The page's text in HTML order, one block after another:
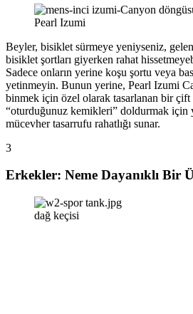
Pearl Izumi
Beyler, bisiklet sürmeye yeniyseniz,
bisiklet şortları giyerken rahat
Sadece onların yerine koşu şortu veya
yetinmeyin. Bunun yerine, Pearl Izumi
binmek için özel olarak tasarlanan bir çift
“oturduğunuz kemikleri” doldurmak için
mücevher tasarrufu rahatlığı sunar.
3
Erkekler: Neme Dayanıklı Bir
dağ keçisi